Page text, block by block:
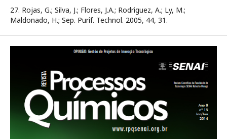
27. Rojas, G.; Silva, J.; Flores, J.A.; Rodriguez, A.; Ly, M.;
Maldonado, H.; Sep. Purif. Technol. 2005, 44, 31.